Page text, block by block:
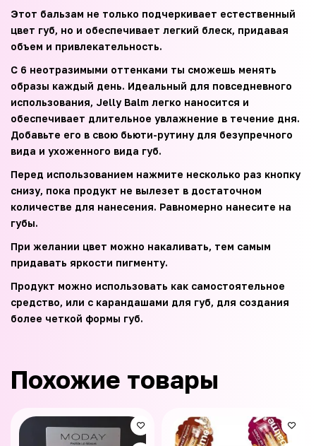
Этот бальзам не только подчеркивает естественный
цвет губ, но и обеспечивает легкий блеск, придавая
объем и привлекательность.
С 6 неотразимыми оттенками ты сможешь менять
образы каждый день. Идеальный для повседневного
использования, Jelly Balm легко наносится и
обеспечивает длительное увлажнение в течение дня.
Добавьте его в свою бьюти-рутину для безупречного
вида и ухоженного вида губ.
Перед использованием нажмите несколько раз кнопку
снизу, пока продукт не вылезет в достаточном
количестве для нанесения. Равномерно нанесите на
губы.
При желании цвет можно накаливать, тем самым
придавать яркости пигменту.
Продукт можно использовать как самостоятельное
средство, или с карандашами для губ, для создания
более четкой формы губ.
Похожие товары